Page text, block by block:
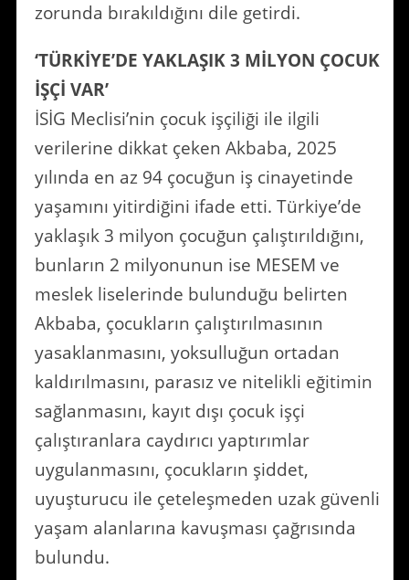
zorunda bırakıldığını dile getirdi.
‘TÜRKİYE’DE YAKLAŞIK 3 MİLYON ÇOCUK
İŞÇİ VAR’
İSİG Meclisi’nin çocuk işçiliği ile ilgili
verilerine dikkat çeken Akbaba, 2025
yılında en az 94 çocuğun iş cinayetinde
yaşamını yitirdiğini ifade etti. Türkiye’de
yaklaşık 3 milyon çocuğun çalıştırıldığını,
bunların 2 milyonunun ise MESEM ve
meslek liselerinde bulunduğu belirten
Akbaba, çocukların çalıştırılmasının
yasaklanmasını, yoksulluğun ortadan
kaldırılmasını, parasız ve nitelikli eğitimin
sağlanmasını, kayıt dışı çocuk işçi
çalıştıranlara caydırıcı yaptırımlar
uygulanmasını, çocukların şiddet,
uyuşturucu ile çeteleşmeden uzak güvenli
yaşam alanlarına kavuşması çağrısında
bulundu.